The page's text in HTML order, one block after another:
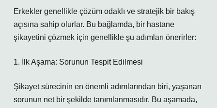
Erkekler genellikle çözüm odaklı ve stratejik bir bakış
açısına sahip olurlar. Bu bağlamda, bir hastane
şikayetini çözmek için genellikle şu adımları önerirler:
1. İlk Aşama: Sorunun Tespit Edilmesi
Şikayet sürecinin en önemli adımlarından biri, yaşanan
sorunun net bir şekilde tanımlanmasıdır. Bu aşamada,